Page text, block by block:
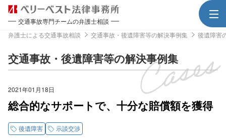
交通事故専門チームの弁護士相談
弁護士による交通事故相談
交通事故・後遺障害等の解決事例集 後遺障害
交通事故・後遺障害等の解決事例集
2021年01月18日
総合的なサポートで、十分な賠償額を獲得
後遺障害 示談交渉